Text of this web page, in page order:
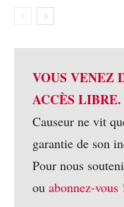
VOUS VENEZ
ACCÈS LIBRE.
Causeur ne vit
garantie de son
Pour nous
ou abonnez-vous